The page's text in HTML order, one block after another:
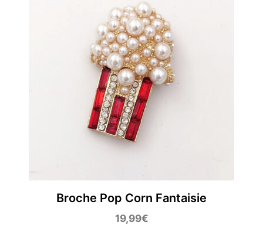
Broche Pop Corn Fantaisie
19,99€